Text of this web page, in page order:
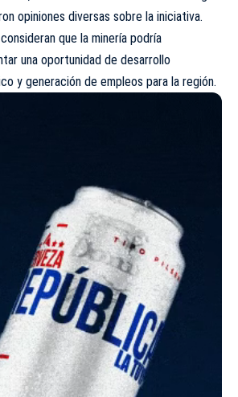
opiniones diversas sobre la iniciativa.
que la minería podría
una oportunidad de desarrollo
y generación de empleos para la región.